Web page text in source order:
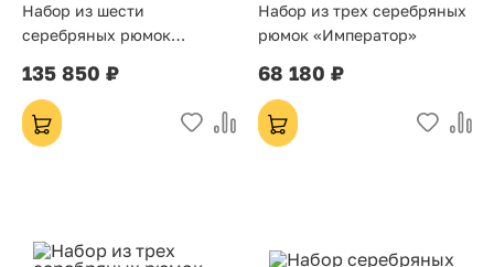
Набор из шести
серебряных рюмок
135 850 ₽
Набор из трех серебряных
рюмок «Император»
68 180 ₽